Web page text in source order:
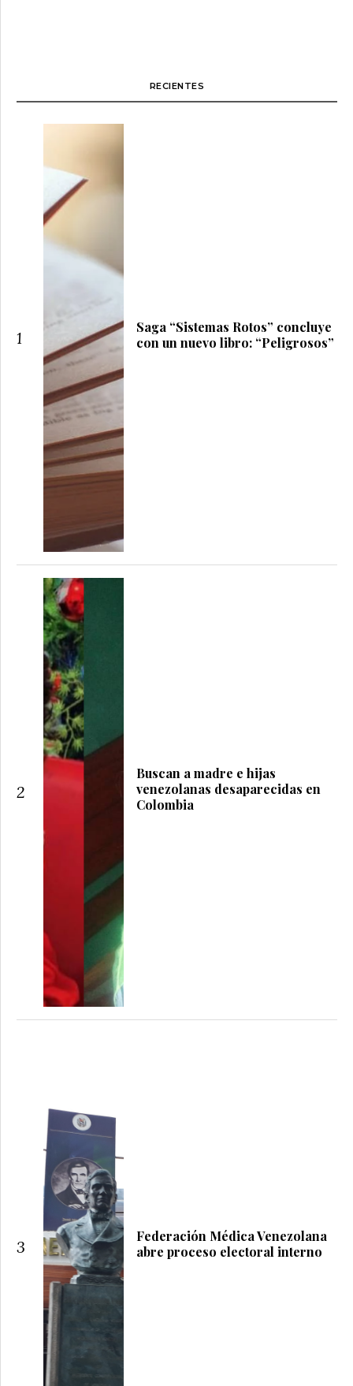
RECIENTES
1
Saga “Sistemas Rotos” concluye
con un nuevo libro: “Peligrosos”
2
Buscan a madre e hijas
venezolanas desaparecidas en
Colombia
3
Federación Médica Venezolana
abre proceso electoral interno